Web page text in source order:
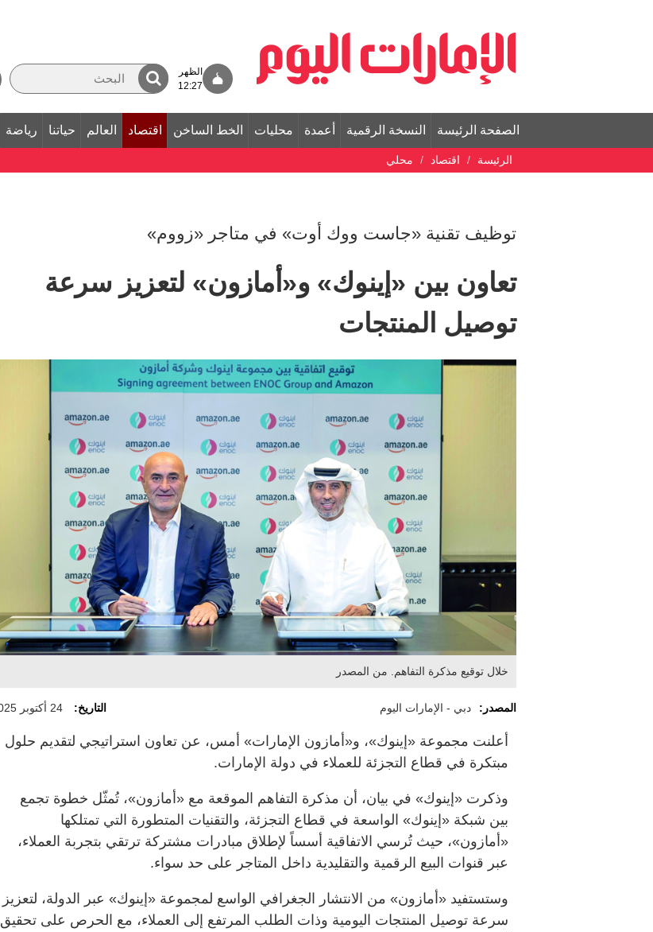
الظهر
12:27
الصفحة الرئيسة النسخة الرقمية أعمدة محليات الخط الساخن اقتصاد العالم حياتنا رياضة
الرئيسة اقتصاد محلي
توظيف تقنية «جاست ووك أوت» في متاجر «زووم»
تعاون بين «إينوك» و«أمازون» لتعزيز سرعة
توصيل المنتجات
خلال توقيع مذكرة التفاهم. من المصدر
المصدر: دبي - الإمارات اليوم التاريخ: 24 أكتوبر 2025
أعلنت مجموعة «إينوك»، و«أمازون الإمارات» أمس، عن تعاون استراتيجي لتقديم حلول
مبتكرة في قطاع التجزئة للعملاء في دولة الإمارات.
وذكرت «إينوك» في بيان، أن مذكرة التفاهم الموقعة مع «أمازون»، تُمثّل خطوة تجمع
بين شبكة «إينوك» الواسعة في قطاع التجزئة، والتقنيات المتطورة التي تمتلكها
«أمازون»، حيث تُرسي الاتفاقية أسساً لإطلاق مبادرات مشتركة ترتقي بتجربة العملاء،
عبر قنوات البيع الرقمية والتقليدية داخل المتاجر على حد سواء.
وستستفيد «أمازون» من الانتشار الجغرافي الواسع لمجموعة «إينوك» عبر الدولة، لتعزيز
سرعة توصيل المنتجات اليومية وذات الطلب المرتفع إلى العملاء، مع الحرص على تحقيق